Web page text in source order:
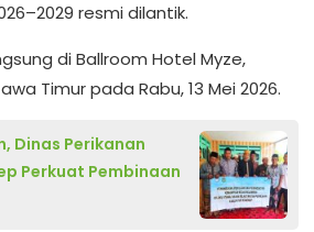
resmi dilantik.
di Ballroom Hotel Myze,
Timur pada Rabu, 13 Mei 2026.
Dinas Perikanan
Perkuat Pembinaan